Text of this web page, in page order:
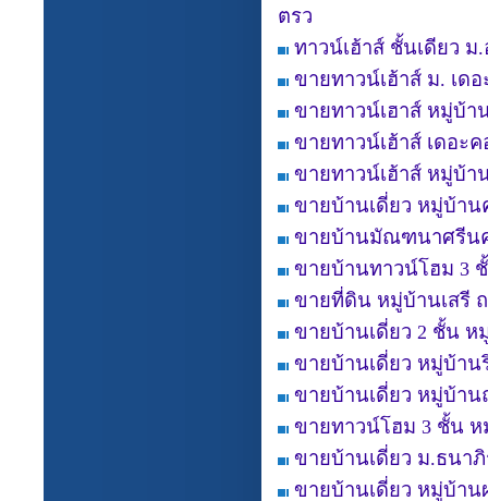
ตรว
ทาวน์เฮ้าส์ ชั้นเดียว
ขายทาวน์เฮ้าส์ ม. เด
ขายทาวน์เฮาส์ หมู่บ้า
ขายทาวน์เฮ้าส์ เดอะค
ขายทาวน์เฮ้าส์ หมู่บ้า
ขายบ้านเดี่ยว หมู่บ้าน
ขายบ้านมัณฑนาศรีน
ขายบ้านทาวน์โฮม 3 ชั้
ขายที่ดิน หมู่บ้านเสรี
ขายบ้านเดี่ยว 2 ชั้น
ขายบ้านเดี่ยว หมู่บ้าน
ขายบ้านเดี่ยว หมู่บ้าน
ขายทาวน์โฮม 3 ชั้น
ขายบ้านเดี่ยว ม.ธนา
ขายบ้านเดี่ยว หมู่บ้า